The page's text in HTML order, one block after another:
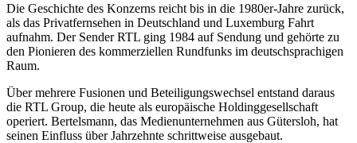
Die Geschichte des Konzerns reicht bis in die 1980er-Jahre zurück,
als das Privatfernsehen in Deutschland und Luxemburg Fahrt
aufnahm. Der Sender RTL ging 1984 auf Sendung und gehörte zu
den Pionieren des kommerziellen Rundfunks im deutschsprachigen
Raum.
Über mehrere Fusionen und Beteiligungswechsel entstand daraus
die RTL Group, die heute als europäische Holdinggesellschaft
operiert. Bertelsmann, das Medienunternehmen aus Gütersloh, hat
seinen Einfluss über Jahrzehnte schrittweise ausgebaut.